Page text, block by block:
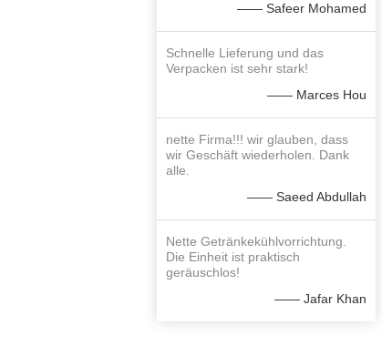
—— Safeer Mohamed
Schnelle Lieferung und das
Verpacken ist sehr stark!
—— Marces Hou
nette Firma!!! wir glauben, dass
wir Geschäft wiederholen. Dank
alle.
—— Saeed Abdullah
Nette Getränkekühlvorrichtung.
Die Einheit ist praktisch
geräuschlos!
—— Jafar Khan